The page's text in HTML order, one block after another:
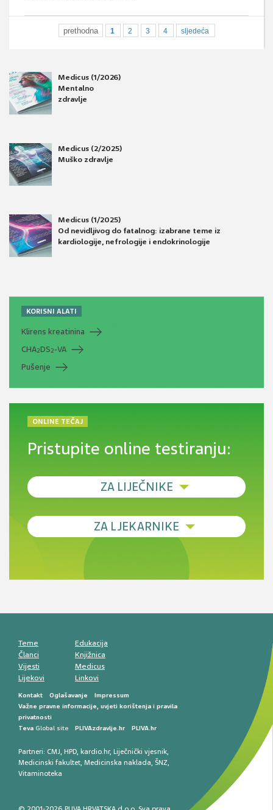
prethodna 1 2 3 4 sljedeća
Medicus (1/2026)
Mentalno
zdravlje
Medicus (2/2025)
Muško zdravlje
Medicus (1/2025)
Od nevidljivog do fatalnog: izabrane teme iz
kardiologije, nefrologije i endokrinologije
KORISNI ALATI
Klirens kreatinina
CHA2DS2-VA
Pušenje
ONLINE TEČAJ
Pristupite online testiranju:
ZA LIJEČNIKE
Debljina - od prevencije do personalizirane
Novi pogled na migrenu: komorbiditeti, spolne
razlike i nove terapije
smetnji do rane onkološke dijagnostike
ZA LJEKARNIKE
Antikoagulansi u ljekarničkoj praksi –
Teme
Članci
Vijesti
Lijekovi
Edukacija
Knjižnica
Medicus
Linkovi
Kontakt Oglašavanje
Impressum
Važne pravne informacije, uvjeti korištenja i pravila
privatnosti
Teva Global site PLIVAzdravlje.hr PLIVA.hr
Partneri: CMJ, HPD, kardio.hr, Liječnički vjesnik,
Medicinski fakultet, Medicinska naklada, ŠNZ,
Vitaminoteka